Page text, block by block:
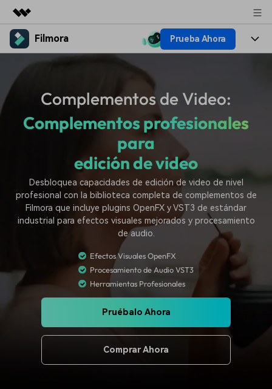
Productos destacados
Creatividad digital con AIGC
Utilidades
Empresas
Quiénes somos
Sala de prensa
Soporte
Filmora Prueba Ahora
Productos
Plataformas
Características
Video e imagen
Soluciones
Creación
Ideas para editar
Adquiere conocimientos
fundamentales de edición de
Efectos especiales DIY
Descubre cómo crear un
efecto especial
Inspírate con Filmora
Encuentra aquí lo que otros
Taller creativo
Con nuestros consejos y
Ayuda
Estamos aquí para ayudarte
Una solución de video
sencilla para empresas
Consigue una afiliación a
nivel empresarial
Iniciar sesión
Complementos de Video:
Complementos profesionales
para
edición de video
Desbloquea capacidades de edición de video de nivel
profesional con la biblioteca completa de complementos de
Filmora que incluye plugins OpenFX y VST3 de estándar
industrial para efectos visuales mejorados y procesamiento
de audio.
Efectos Visuales OpenFX
Procesamiento de Audio VST3
Herramientas Profesionales
Pruébalo Ahora
Comprar Ahora